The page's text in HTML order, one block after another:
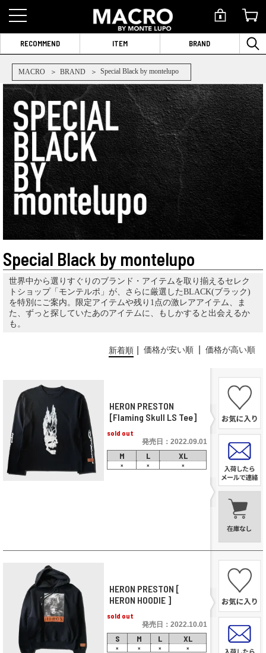
RECOMMEND ITEM BRAND
MACRO BRAND Special Black by montelupo
Special Black by montelupo
世界中から選りすぐりのブランド・アイテムを取り揃えるセレク
トショップ「モンテルポ」が、さらに厳選したBLACK(ブラック)
を特別にご案内。限定アイテムや残り1点の激レアアイテム、ま
た、ずっと探していたあのアイテムに、もしかすると出会えるか
も。
新着順 価格が安い順 価格が高い順
HERON PRESTON
[Flaming Skull LS Tee]
sold out
発売日：2022.09.01
M L XL
× × ×
HERON PRESTON [
HERON HOODIE ]
sold out
発売日：2022.10.01
S M L XL
× × × ×